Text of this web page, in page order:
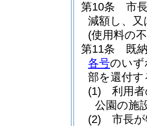
第10条
市
減額し、
(使用料の
第11条
既
各号のいず
部を還付
(1)
利用
公園の施
(2)
市長